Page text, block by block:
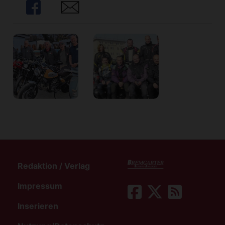
Share Share
Redaktion / Verlag
Impressum
Inserieren